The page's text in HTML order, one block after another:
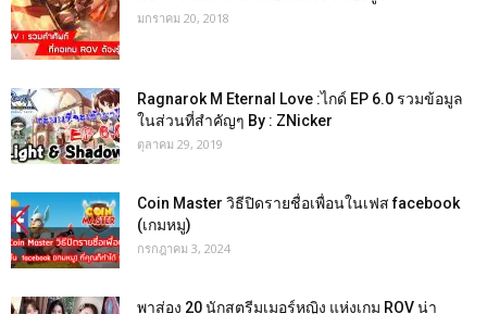
มกราคม 20, 2018
Ragnarok M Eternal Love :ไกด์ EP 6.0 รวมข้อมูล
ในส่วนที่สำคัญๆ By : ZNicker
ตุลาคม 29, 2019
Coin Master วิธีปิดรายชื่อเพื่อนในเฟส facebook
(เกมหมู)
กรกฎาคม 3, 2024
พาส่อง 20 นักสตรีมเมอร์หญิง แห่งเกม ROV น่า